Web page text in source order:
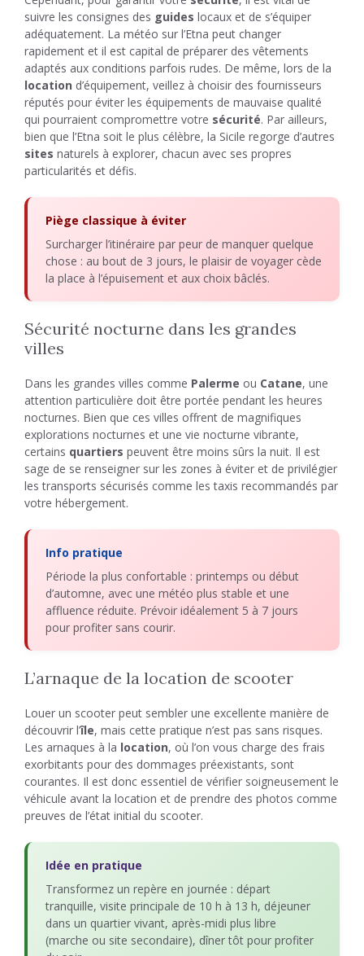
suivre les consignes des guides locaux et de s’équiper
adéquatement. La météo sur l’Etna peut changer
rapidement et il est capital de préparer des vêtements
adaptés aux conditions parfois rudes. De même, lors de la
location d’équipement, veillez à choisir des fournisseurs
réputés pour éviter les équipements de mauvaise qualité
qui pourraient compromettre votre sécurité. Par ailleurs,
bien que l’Etna soit le plus célèbre, la Sicile regorge d’autres
sites naturels à explorer, chacun avec ses propres
particularités et défis.
Piège classique à éviter
Surcharger l’itinéraire par peur de manquer quelque
chose : au bout de 3 jours, le plaisir de voyager cède
la place à l’épuisement et aux choix bâclés.
Sécurité nocturne dans les grandes
villes
Dans les grandes villes comme Palerme ou Catane, une
attention particulière doit être portée pendant les heures
nocturnes. Bien que ces villes offrent de magnifiques
explorations nocturnes et une vie nocturne vibrante,
certains quartiers peuvent être moins sûrs la nuit. Il est
sage de se renseigner sur les zones à éviter et de privilégier
les transports sécurisés comme les taxis recommandés par
votre hébergement.
Info pratique
Période la plus confortable : printemps ou début
d’automne, avec une météo plus stable et une
affluence réduite. Prévoir idéalement 5 à 7 jours
pour profiter sans courir.
L’arnaque de la location de scooter
Louer un scooter peut sembler une excellente manière de
découvrir l’île, mais cette pratique n’est pas sans risques.
Les arnaques à la location, où l’on vous charge des frais
exorbitants pour des dommages préexistants, sont
courantes. Il est donc essentiel de vérifier soigneusement le
véhicule avant la location et de prendre des photos comme
preuves de l’état initial du scooter.
Idée en pratique
Transformez un repère en journée : départ
tranquille, visite principale de 10 h à 13 h, déjeuner
dans un quartier vivant, après-midi plus libre
(marche ou site secondaire), dîner tôt pour profiter